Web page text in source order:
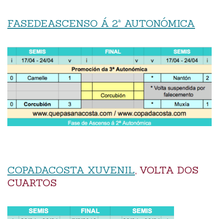
FASEDEASCENSO Á 2ª AUTONÓMICA
COPADACOSTA XUVENIL, VOLTA DOS
CUARTOS